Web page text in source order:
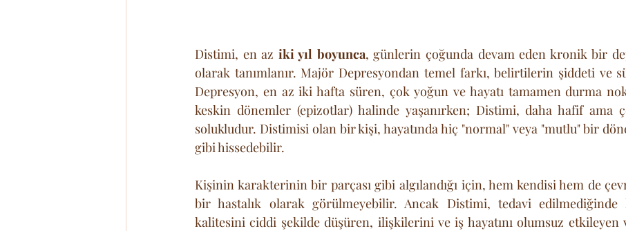
Distimi, en az iki yıl boyunca, günlerin çoğunda devam eden kronik bir
olarak tanımlanır. Majör Depresyondan temel farkı, belirtilerin şiddeti ve
Depresyon, en az iki hafta süren, çok yoğun ve hayatı tamamen durma
keskin dönemler (epizotlar) halinde yaşanırken; Distimi, daha hafif ama
solukludur. Distimisi olan bir kişi, hayatında hiç "normal" veya "mutlu" bir
gibi hissedebilir.
Kişinin karakterinin bir parçası gibi algılandığı için, hem kendisi hem de
bir hastalık olarak görülmeyebilir. Ancak Distimi, tedavi edilmediğinde
kalitesini ciddi şekilde düşüren, ilişkilerini ve iş hayatını olumsuz